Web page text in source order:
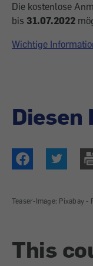
Die kostenlose
bis 31.07.2022
Wichtige
Diesen
Teaser-Image: Pixabay -
This